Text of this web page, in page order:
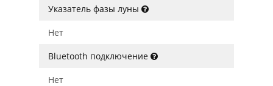
Указатель фазы луны
Нет
Bluetooth подключение
Нет